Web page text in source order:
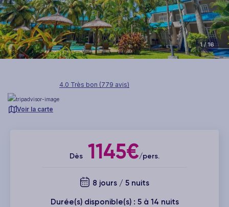
1/ 16
4.0 Très bon (779 avis)
Voir la carte
Dès 1145€/pers.
8 jours / 5 nuits
Durée(s) disponible(s) : 5 à 14 nuits